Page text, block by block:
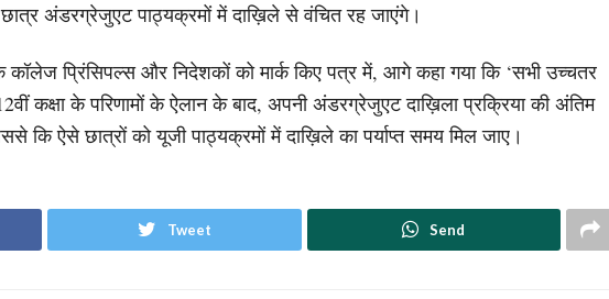
अंडरग्रेजुएट पाठ्यक्रमों में दाख़िले से वंचित रह जाएंगे।
कॉलेज प्रिंसिपल्स और निदेशकों को मार्क किए पत्र में, आगे कहा गया कि ‘सभी उच्चतर
12वीं कक्षा के परिणामों के ऐलान के बाद, अपनी अंडरग्रेजुएट दाख़िला प्रक्रिया की अंतिम
कि ऐसे छात्रों को यूजी पाठ्यक्रमों में दाख़िले का पर्याप्त समय मिल जाए।
Tweet Send